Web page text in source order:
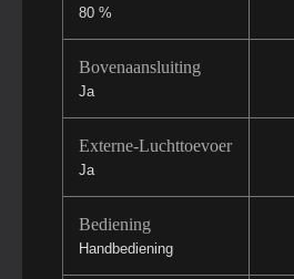
80 %
Bovenaansluiting
Ja
Externe-Luchttoevoer
Ja
Bediening
Handbediening